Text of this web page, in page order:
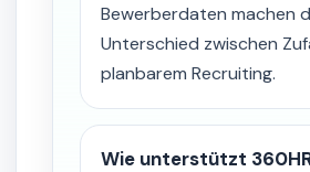
Bewerberdaten machen
Unterschied zwischen
planbarem Recruiting.
Wie unterstützt